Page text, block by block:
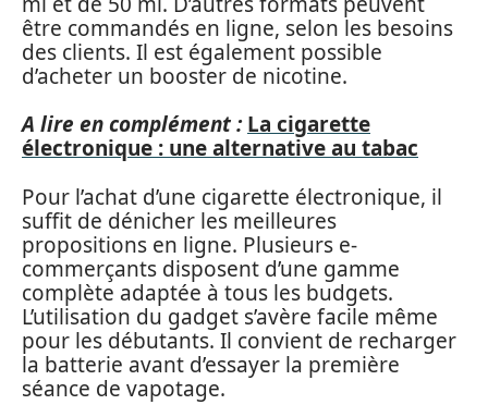
être commandés en ligne, selon les besoins
des clients. Il est également possible
d’acheter un booster de nicotine.
A lire en complément : La cigarette
électronique : une alternative au tabac
Pour l’achat d’une cigarette électronique, il
suffit de dénicher les meilleures
propositions en ligne. Plusieurs e-
commerçants disposent d’une gamme
complète adaptée à tous les budgets.
L’utilisation du gadget s’avère facile même
pour les débutants. Il convient de recharger
la batterie avant d’essayer la première
séance de vapotage.